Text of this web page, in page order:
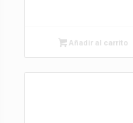
Añadir al carrito